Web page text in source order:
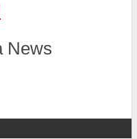
News